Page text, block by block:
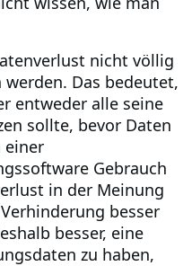
nicht völlig
Das bedeutet,
entweder alle seine
sollte, bevor Daten
einer
Gebrauch
in der Meinung
besser
besser, eine
zu haben,